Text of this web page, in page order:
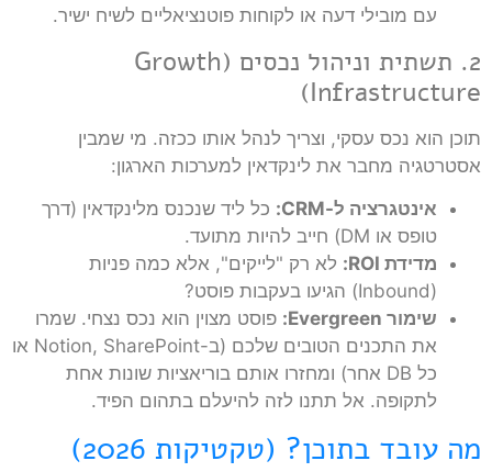
עם מובילי דעה או לקוחות פוטנציאליים לשיח ישיר.
2. תשתית וניהול נכסים (Growth
Infrastructure)
תוכן הוא נכס עסקי, וצריך לנהל אותו ככזה. מי שמבין
אסטרטגיה מחבר את לינקדאין למערכות הארגון:
אינטגרציה ל-CRM:
כל ליד שנכנס מלינקדאין (דרך
טופס או DM) חייב להיות מתועד.
מדידת ROI:
לא רק "לייקים", אלא כמה פניות
(Inbound) הגיעו בעקבות פוסט?
שימור Evergreen:
פוסט מצוין הוא נכס נצחי. שמרו
את התכנים הטובים שלכם (ב-Notion, SharePoint או
כל DB אחר) ומחזרו אותם בוריאציות שונות אחת
לתקופה. אל תתנו לזה להיעלם בתהום הפיד.
מה עובד בתוכן? (טקטיקות 2026)